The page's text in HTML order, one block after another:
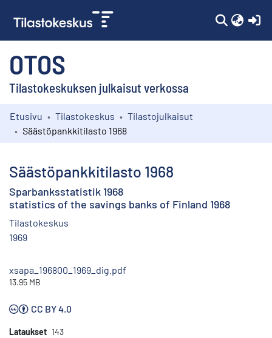
OTOS
Tilastokeskuksen julkaisut verkossa
Kokoelmat
Etusivu Tilastokeskus
Tilastojulkaisut
Säästöpankkitilasto 1968
Säästöpankkitilasto 1968
Sparbanksstatistik 1968
statistics of the savings banks of Finland 1968
Tilastokeskus
1969
xsapa_196800_1969_dig.pdf
13.95 MB
CC BY 4.0
Lataukset 143